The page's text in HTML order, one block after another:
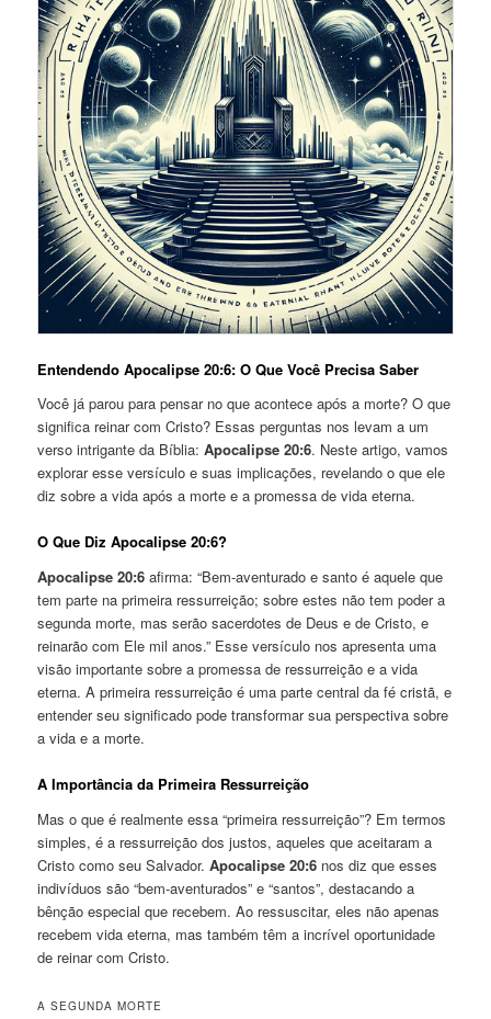
Entendendo Apocalipse 20:6: O Que Você Precisa Saber
Você já parou para pensar no que acontece após a morte? O que
significa reinar com Cristo? Essas perguntas nos levam a um
verso intrigante da Bíblia:Apocalipse 20:6. Neste artigo, vamos
explorar esse versículo e suas implicações, revelando o que ele
diz sobre a vida após a morte e a promessa de vida eterna.
O Que Diz Apocalipse 20:6?
Apocalipse 20:6 afirma: “Bem-aventurado e santo é aquele que
tem parte na primeira ressurreição; sobre estes não tem poder a
segunda morte, mas serão sacerdotes de Deus e de Cristo, e
reinarão com Ele mil anos.” Esse versículo nos apresenta uma
visão importante sobre a promessa de ressurreição e a vida
eterna. A primeira ressurreição é uma parte central da fé cristã, e
entender seu significado pode transformar sua perspectiva sobre
a vida e a morte.
A Importância da Primeira Ressurreição
Mas o que é realmente essa “primeira ressurreição”? Em termos
simples, é a ressurreição dos justos, aqueles que aceitaram a
Cristo como seu Salvador.Apocalipse 20:6 nos diz que esses
indivíduos são “bem-aventurados” e “santos”, destacando a
bênção especial que recebem. Ao ressuscitar, eles não apenas
recebem vida eterna, mas também têm a incrível oportunidade
de reinar com Cristo.
A SEGUNDA MORTE